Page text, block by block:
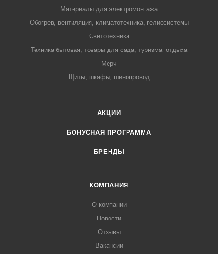
Материалы для электромонтажа
Обогрев, вентиляция, климатотехника, гелиосистемы
Светотехника
Техника бытовая, товары для сада, туризма, отдыха
Мерч
Щиты, шкафы, шинопровод
АКЦИИ
БОНУСНАЯ ПРОГРАММА
БРЕНДЫ
КОМПАНИЯ
О компании
Новости
Отзывы
Вакансии